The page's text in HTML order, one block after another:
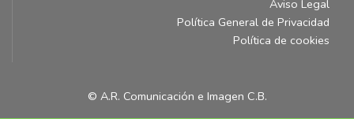
Aviso Legal
Política General de Privacidad
Política de cookies
© A.R. Comunicación e Imagen C.B.